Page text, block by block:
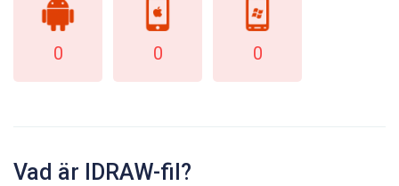
0 0 0
Vad är IDRAW-fil?